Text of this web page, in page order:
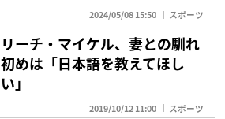
2024/05/08 15:50 スポーツ
リーチ・マイケル、妻との馴れ
初めは「日本語を教えてほし
い」
2019/10/12 11:00 スポーツ